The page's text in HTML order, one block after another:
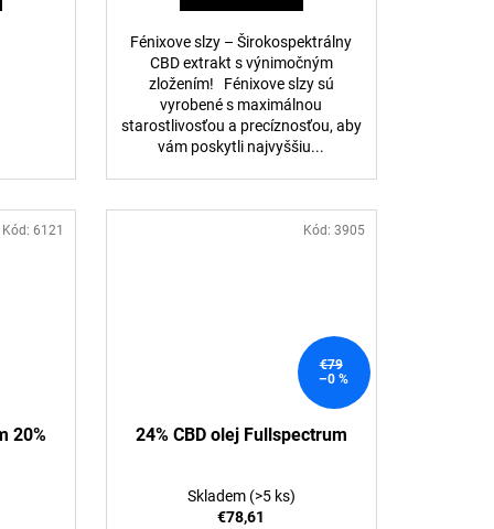
Fénixove slzy – Širokospektrálny
CBD extrakt s výnimočným
zložením! Fénixove slzy sú
vyrobené s maximálnou
starostlivosťou a precíznosťou, aby
vám poskytli najvyššiu...
20%
Kód: 6121
€79
–0 %
24% CBD olej Fullspectrum
Skladem (>5 ks)
€78,61
Kód: 3905